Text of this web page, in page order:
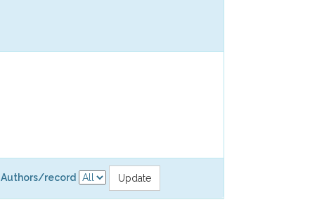
Authors/record